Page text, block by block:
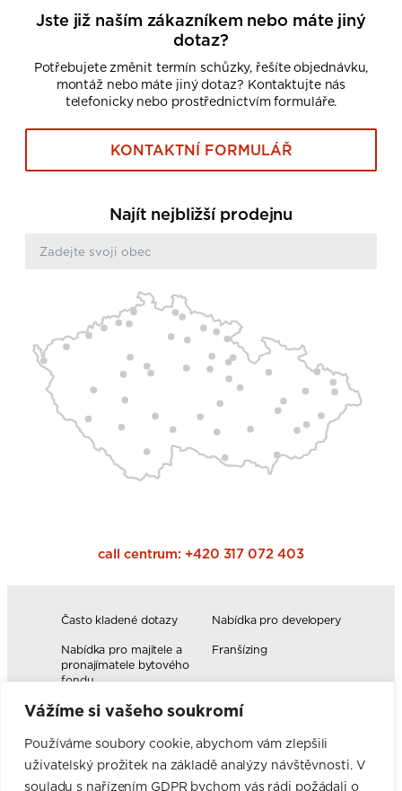
Vážíme si vašeho soukromí
Používáme soubory cookie, abychom vám zlepšili
uživatelský prožitek na základě analýzy návštěvnosti. V
souladu s nařízením GDPR bychom vás rádi požádali o
Jste již naším zákazníkem nebo máte jiný
dotaz?
Potřebujete změnit termín schůzky, řešíte objednávku,
montáž nebo máte jiný dotaz? Kontaktujte nás
telefonicky nebo prostřednictvím formuláře.
KONTAKTNÍ FORMULÁŘ
Najít nejbližší prodejnu
call centrum: +420 317 072 403
Často kladené dotazy
Nabídka pro developery
Nabídka pro majitele a
pronajímatele bytového
fondu
Franšízing
Volná pracovní místa
Blog
Novinky
Realizace kuchyní
Firemní hodnoty
Elektromobilita